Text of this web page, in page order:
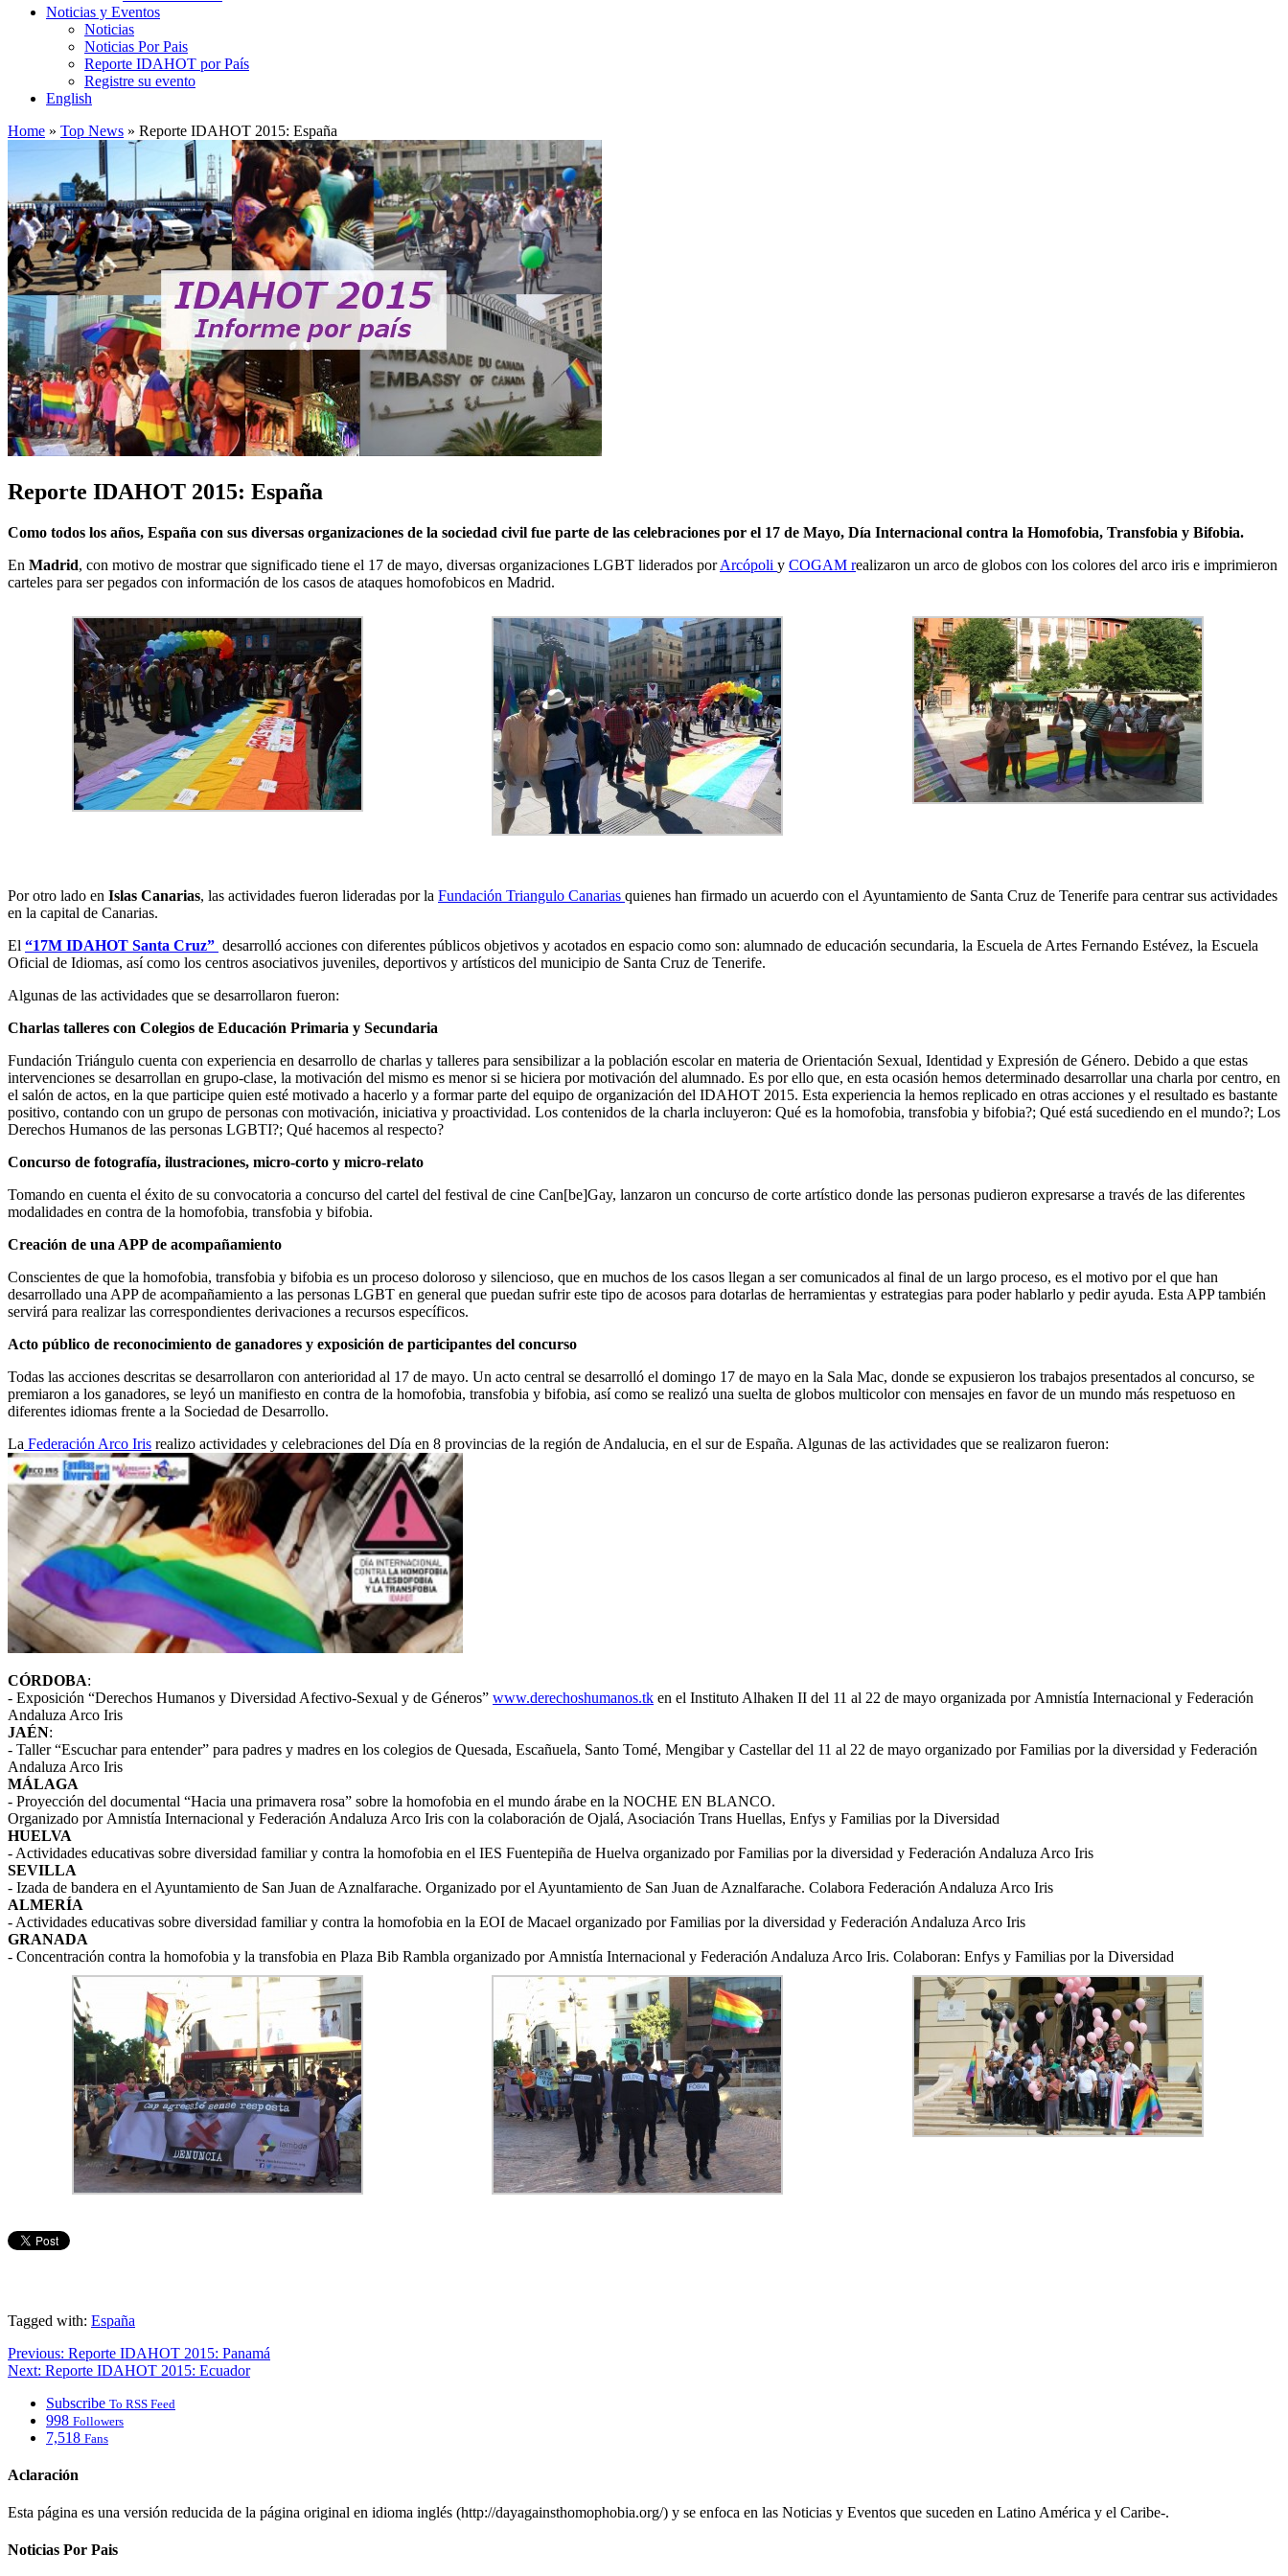
Noticias y Eventos
Noticias
Noticias Por Pais
Reporte IDAHOT por País
Registre su evento
English
Home » Top News » Reporte IDAHOT 2015: España
Reporte IDAHOT 2015: España
Como todos los años, España con sus diversas organizaciones de la sociedad civil fue parte de las celebraciones por el 17 de Mayo, Día Internacional contra la Homofobia, Transfobia y Bifobia.
En Madrid, con motivo de mostrar que significado tiene el 17 de mayo, diversas organizaciones LGBT liderados porArcópoli y COGAM realizaron un arco de globos con los colores del arco iris e imprimieron
carteles para ser pegados con información de los casos de ataques homofobicos en Madrid.
Por otro lado en Islas Canarias, las actividades fueron lideradas por la Fundación Triangulo Canarias quienes han firmado un acuerdo con el Ayuntamiento de Santa Cruz de Tenerife para centrar sus actividades
en la capital de Canarias.
El “17M IDAHOT Santa Cruz” desarrolló acciones con diferentes públicos objetivos y acotados en espacio como son: alumnado de educación secundaria, la Escuela de Artes Fernando Estévez, la Escuela
Oficial de Idiomas, así como los centros asociativos juveniles, deportivos y artísticos del municipio de Santa Cruz de Tenerife.
Algunas de las actividades que se desarrollaron fueron:
Charlas talleres con Colegios de Educación Primaria y Secundaria
Fundación Triángulo cuenta con experiencia en desarrollo de charlas y talleres para sensibilizar a la población escolar en materia de Orientación Sexual, Identidad y Expresión de Género. Debido a que estas
intervenciones se desarrollan en grupo-clase, la motivación del mismo es menor si se hiciera por motivación del alumnado. Es por ello que, en esta ocasión hemos determinado desarrollar una charla por centro, en
el salón de actos, en la que participe quien esté motivado a hacerlo y a formar parte del equipo de organización del IDAHOT 2015. Esta experiencia la hemos replicado en otras acciones y el resultado es bastante
positivo, contando con un grupo de personas con motivación, iniciativa y proactividad. Los contenidos de la charla incluyeron: Qué es la homofobia, transfobia y bifobia?; Qué está sucediendo en el mundo?; Los
Derechos Humanos de las personas LGBTI?; Qué hacemos al respecto?
Concurso de fotografía, ilustraciones, micro-corto y micro-relato
Tomando en cuenta el éxito de su convocatoria a concurso del cartel del festival de cine Can[be]Gay, lanzaron un concurso de corte artístico donde las personas pudieron expresarse a través de las diferentes
modalidades en contra de la homofobia, transfobia y bifobia.
Creación de una APP de acompañamiento
Conscientes de que la homofobia, transfobia y bifobia es un proceso doloroso y silencioso, que en muchos de los casos llegan a ser comunicados al final de un largo proceso, es el motivo por el que han
desarrollado una APP de acompañamiento a las personas LGBT en general que puedan sufrir este tipo de acosos para dotarlas de herramientas y estrategias para poder hablarlo y pedir ayuda. Esta APP también
servirá para realizar las correspondientes derivaciones a recursos específicos.
Acto público de reconocimiento de ganadores y exposición de participantes del concurso
Todas las acciones descritas se desarrollaron con anterioridad al 17 de mayo. Un acto central se desarrolló el domingo 17 de mayo en la Sala Mac, donde se expusieron los trabajos presentados al concurso, se
premiaron a los ganadores, se leyó un manifiesto en contra de la homofobia, transfobia y bifobia, así como se realizó una suelta de globos multicolor con mensajes en favor de un mundo más respetuoso en
diferentes idiomas frente a la Sociedad de Desarrollo.
La Federación Arco Iris realizo actividades y celebraciones del Día en 8 provincias de la región de Andalucia, en el sur de España. Algunas de las actividades que se realizaron fueron:
CÓRDOBA:
- Exposición “Derechos Humanos y Diversidad Afectivo-Sexual y de Géneros” www.derechoshumanos.tk en el Instituto Alhaken II del 11 al 22 de mayo organizada por Amnistía Internacional y Federación
Andaluza Arco Iris
JAÉN:
- Taller “Escuchar para entender” para padres y madres en los colegios de Quesada, Escañuela, Santo Tomé, Mengibar y Castellar del 11 al 22 de mayo organizado por Familias por la diversidad y Federación
Andaluza Arco Iris
MÁLAGA
- Proyección del documental “Hacia una primavera rosa” sobre la homofobia en el mundo árabe en la NOCHE EN BLANCO.
Organizado por Amnistía Internacional y Federación Andaluza Arco Iris con la colaboración de Ojalá, Asociación Trans Huellas, Enfys y Familias por la Diversidad
HUELVA
- Actividades educativas sobre diversidad familiar y contra la homofobia en el IES Fuentepiña de Huelva organizado por Familias por la diversidad y Federación Andaluza Arco Iris
SEVILLA
- Izada de bandera en el Ayuntamiento de San Juan de Aznalfarache. Organizado por el Ayuntamiento de San Juan de Aznalfarache. Colabora Federación Andaluza Arco Iris
ALMERÍA
- Actividades educativas sobre diversidad familiar y contra la homofobia en la EOI de Macael organizado por Familias por la diversidad y Federación Andaluza Arco Iris
GRANADA
- Concentración contra la homofobia y la transfobia en Plaza Bib Rambla organizado por Amnistía Internacional y Federación Andaluza Arco Iris. Colaboran: Enfys y Familias por la Diversidad
Tagged with: España
Previous: Reporte IDAHOT 2015: Panamá
Next: Reporte IDAHOT 2015: Ecuador
Subscribe To RSS Feed
998 Followers
7,518 Fans
Aclaración
Esta página es una versión reducida de la página original en idioma inglés (http://dayagainsthomophobia.org/) y se enfoca en las Noticias y Eventos que suceden en Latino América y el Caribe-.
Noticias Por Pais